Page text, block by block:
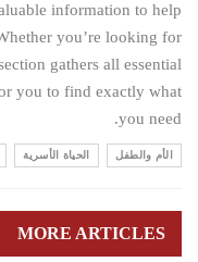
information to help
you’re looking for
gathers all essential
you to find exactly what
you need.
الأم والطفل الحياة الأسرية
MORE ARTICLES